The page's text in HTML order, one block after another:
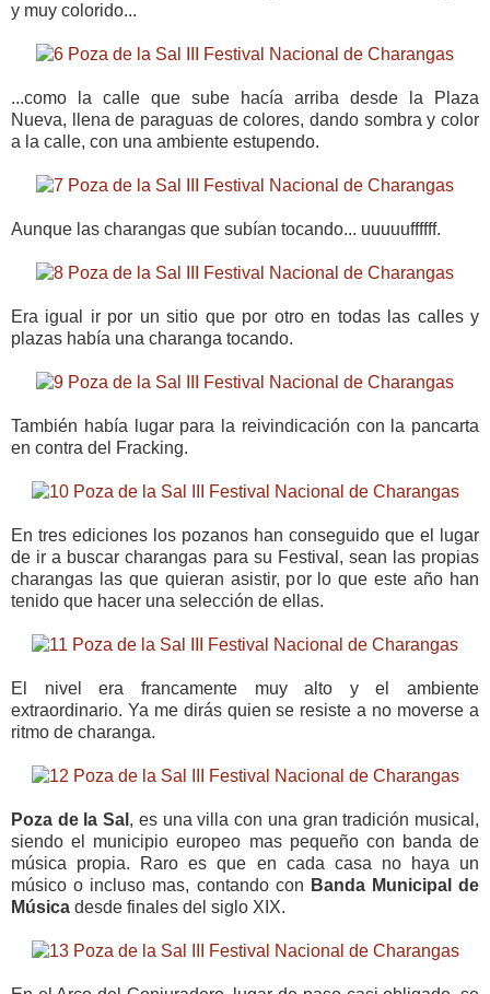
y muy colorido...
...como la calle que sube hacía arriba desde la Plaza
Nueva, llena de paraguas de colores, dando sombra y color
a la calle, con una ambiente estupendo.
Aunque las charangas que subían tocando... uuuuuffffff.
Era igual ir por un sitio que por otro en todas las calles y
plazas había una charanga tocando.
También había lugar para la reivindicación con la pancarta
en contra del Fracking.
En tres ediciones los pozanos han conseguido que el lugar
de ir a buscar charangas para su Festival, sean las propias
charangas las que quieran asistir, por lo que este año han
tenido que hacer una selección de ellas.
El nivel era francamente muy alto y el ambiente
extraordinario. Ya me dirás quien se resiste a no moverse a
ritmo de charanga.
Poza de la Sal , es una villa con una gran tradición musical,
siendo el municipio europeo mas pequeño con banda de
música propia. Raro es que en cada casa no haya un
músico o incluso mas, contando con Banda Municipal de
Música desde finales del siglo XIX.